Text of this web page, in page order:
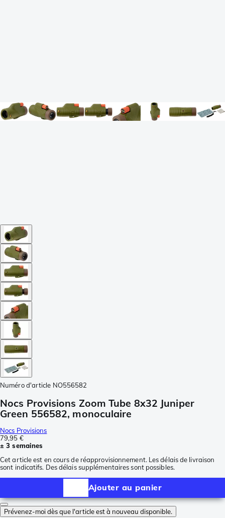
Numéro d'article NO556582
Nocs Provisions Zoom Tube 8x32 Juniper
Green 556582, monoculaire
Nocs Provisions
79,95 €
± 3 semaines
Cet article est en cours de réapprovisionnement. Les délais de livraison
sont indicatifs. Des délais supplémentaires sont possibles.
Ajouter au panier
Prévenez-moi dès que l'article est à nouveau disponible.